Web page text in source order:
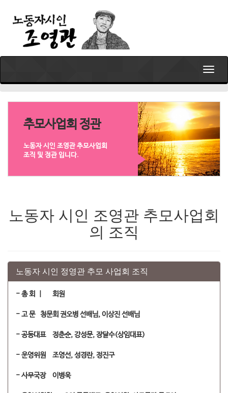
T
o
g
l
n
a
v
i
g
o
추모사업회 정관
노동자 시인 조영관 추모사업회
조직 및 정관 입니다.
노동자 시인 조영관 추모사업회
의 조직
노동자 시인 정영관 추모 사업회 조직
- 총 회 | 회원
- 고 문 청문회 권오병 선배님, 이상진 선배님
- 공동대표 정춘순, 강성문, 장달수(상임대표)
- 운영위원 조영선, 성경란, 정진구
- 사무국장 이병욱